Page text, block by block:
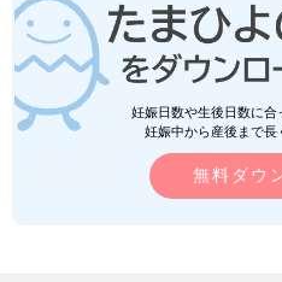
妊娠日数や生後日数に
妊娠中から産後まで長
無料ダウ